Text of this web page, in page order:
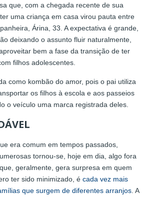
que, com a chegada recente de sua
uma criança em casa virou pauta entre
Árina, 33. A expectativa é grande,
deixando o assunto fluir naturalmente,
bem a fase da transição de ter
filhos adolescentes.
como kombão do amor, pois o pai utiliza
os filhos à escola e aos passeios
o veículo uma marca registrada deles.
era comum em tempos passados,
tornou-se, hoje em dia, algo fora
geralmente, gera surpresa em quem
ter sido minimizado, é cada vez mais
que surgem de diferentes arranjos . A